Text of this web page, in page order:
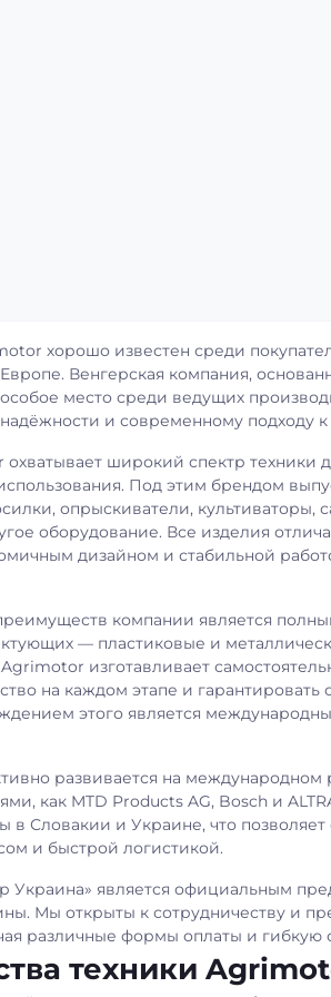
хорошо известен среди
Венгерская компания,
особое место среди ведущих
и современному подходу к
широкий спектр техники
Под этим брендом
опрыскиватели, культиваторы,
оборудование. Все изделия
дизайном и стабильной
компании является
— пластиковые и
изготавливает
на каждом этапе и
этого является
развивается на международном
как MTD Products AG, Bosch и
в Словакии и Украине, что позволяет
и быстрой логистикой.
Украина» является официальным
Мы открыты к сотрудничеству и
различные формы оплаты и гибкую
техники